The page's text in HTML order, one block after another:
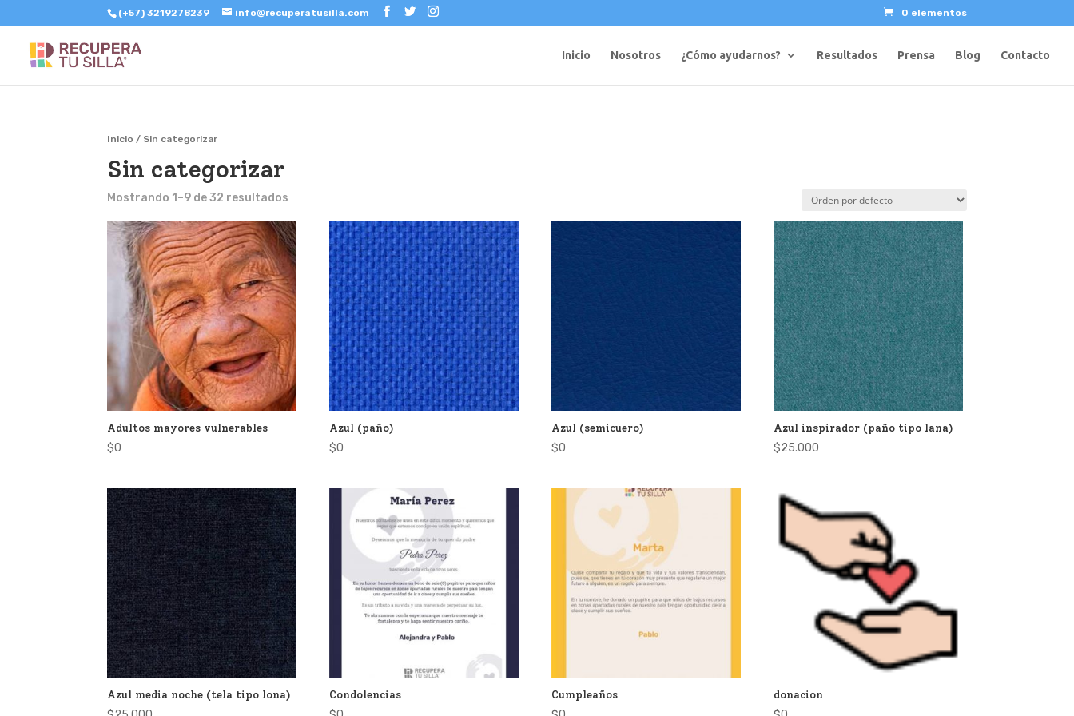
(+57) 3219278239 info@recuperatusilla.com 0 elementos
Inicio Nosotros ¿Cómo ayudarnos? Resultados Prensa Blog Contacto
Inicio / Sin categorizar
Sin categorizar
Mostrando 1–9 de 32 resultados
Adultos mayores vulnerables
$0
Azul (paño)
$0
Azul (semicuero)
$0
Azul inspirador (paño tipo lana)
$25.000
Azul media noche (tela tipo lona) Condolencias Cumpleaños donacion